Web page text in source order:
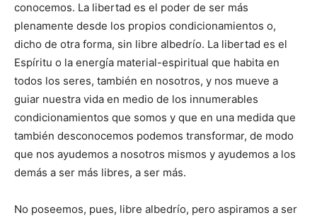
conocemos. La libertad es el poder de ser más
plenamente desde los propios condicionamientos o,
dicho de otra forma, sin libre albedrío. La libertad es el
Espíritu o la energía material-espiritual que habita en
todos los seres, también en nosotros, y nos mueve a
guiar nuestra vida en medio de los innumerables
condicionamientos que somos y que en una medida que
también desconocemos podemos transformar, de modo
que nos ayudemos a nosotros mismos y ayudemos a los
demás a ser más libres, a ser más.
No poseemos, pues, libre albedrío, pero aspiramos a ser